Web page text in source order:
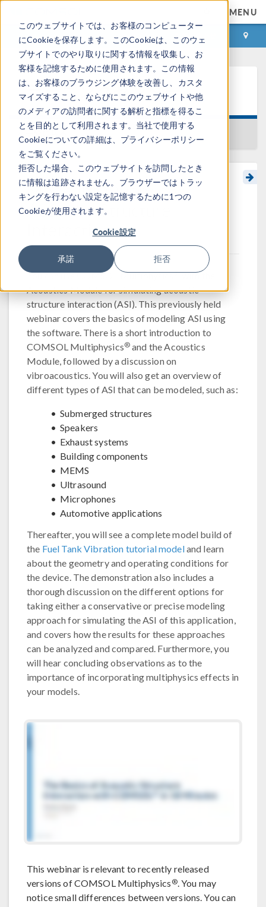
このウェブサイトでは、お客様のコンピューター
にCookieを保存します。このCookieは、このウェ
ブサイトでのやり取りに関する情報を収集し、お
客様を記憶するために使用されます。この情報
は、お客様のブラウジング体験を改善し、カスタ
マイズすること、ならびにこのウェブサイトや他
のメディアの訪問者に関する解析と指標を得るこ
とを目的として利用されます。当社で使用する
Cookieについての詳細は、プライバシーポリシー
をご覧ください。
拒否した場合、このウェブサイトを訪問したとき
に情報は追跡されません。ブラウザーではトラッ
キングを行わない設定を記憶するために1つの
Cookieが使用されます。
Cookie設定
承諾 拒否
MENU
ログイン お問い合わせ
ラーニングセンター
一覧に戻る
Modeling Overview:
Acoustic-Structure
Interaction
You can use COMSOL Multiphysics®with the
Acoustics Module for simulating acoustic–
structure interaction (ASI). This previously held
webinar covers the basics of modeling ASI using
the software. There is a short introduction to
COMSOL Multiphysics® and the Acoustics
Module, followed by a discussion on
vibroacoustics. You will also get an overview of
different types of ASI that can be modeled, such as:
Submerged structures
Speakers
Exhaust systems
Building components
MEMS
Ultrasound
Microphones
Automotive applications
Thereafter, you will see a complete model build of
the Fuel Tank Vibration tutorial modeland learn
about the geometry and operating conditions for
the device. The demonstration also includes a
thorough discussion on the different options for
taking either a conservative or precise modeling
approach for simulating the ASI of this application,
and covers how the results for these approaches
can be analyzed and compared. Furthermore, you
will hear concluding observations as to the
importance of incorporating multiphysics effects in
your models.
This webinar is relevant to recently released
versions of COMSOL Multiphysics ®. You may
notice small differences between versions. You can